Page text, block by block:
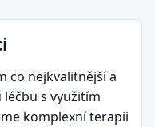
co nejkvalitnější a
s využitím
komplexní terapii